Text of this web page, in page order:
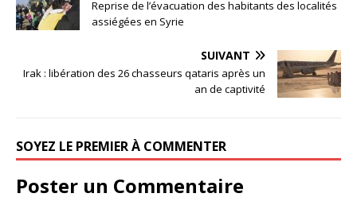
Reprise de l’évacuation des habitants des localités
assiégées en Syrie
SUIVANT
Irak : libération des 26 chasseurs qataris après un
an de captivité
SOYEZ LE PREMIER À COMMENTER
Poster un Commentaire